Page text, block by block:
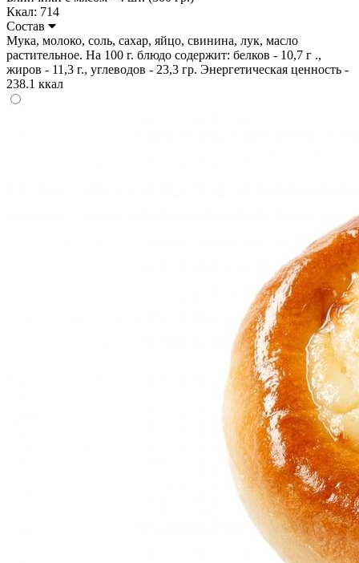
Ккал: 714
Состав
Мука, молоко, соль, сахар, яйцо, свинина, лук, масло
растительное. На 100 г. блюдо содержит: белков - 10,7 г .,
жиров - 11,3 г., углеводов - 23,3 гр. Энергетическая ценность -
238.1 ккал